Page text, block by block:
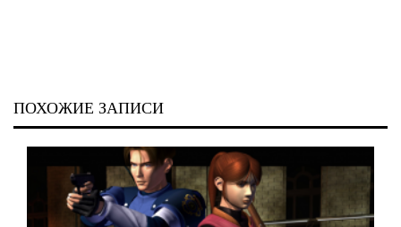
ПОХОЖИЕ ЗАПИСИ